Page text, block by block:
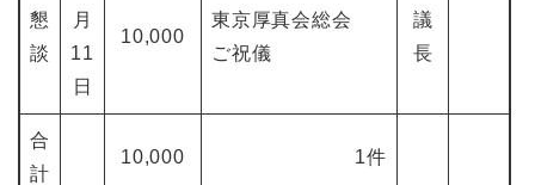
懇
談
月
11
日
10,000
東京厚真会総会
ご祝儀
議
長
合
計
10,000 1件